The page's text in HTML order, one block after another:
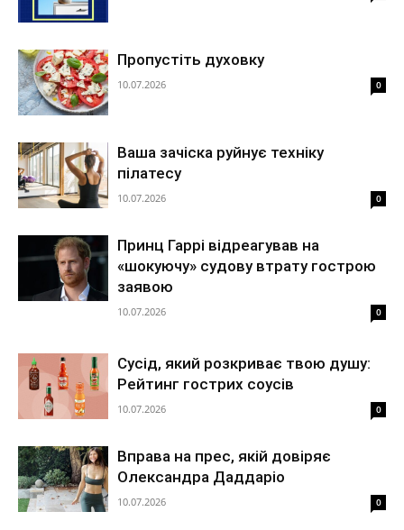
Пропустіть духовку
10.07.2026 0
Ваша зачіска руйнує техніку
пілатесу
10.07.2026 0
Принц Гаррі відреагував на
«шокуючу» судову втрату гострою
заявою
10.07.2026 0
Сусід, який розкриває твою душу:
Рейтинг гострих соусів
10.07.2026 0
Вправа на прес, якій довіряє
Олександра Даддаріо
10.07.2026 0